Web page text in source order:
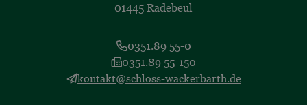
01445 Radebeul
0351.89 55-0
0351.89 55-150
kontakt@schloss-wackerbarth.de